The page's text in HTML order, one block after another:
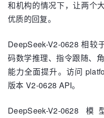
和机构的情况下，让两个
优质的回复。
DeepSeek-V2-0628 相较
码数学推理、指令跟随、
能力全面提升。访问
版本 V2-0628 API。
DeepSeek-V2-0628